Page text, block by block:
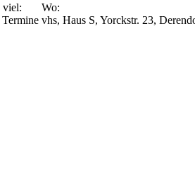
viel:
Termine
Wo:
vhs, Haus S, Yorckstr. 23,